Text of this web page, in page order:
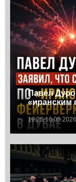
Павел
«иранским
19:25 16.05.2026